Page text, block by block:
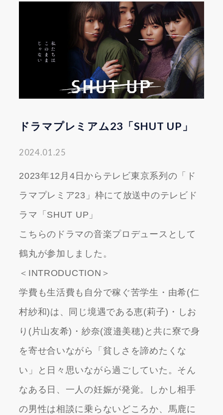
ドラマプレミアム23「SHUT UP」
2024.01.25
2023年12月4日からテレビ東京系列の「ド
ラマプレミア23」枠にて放送中のテレビド
ラマ「SHUT UP」
こちらのドラマの音楽プロデュースとして
鶴丸が参加しました。
＜INTRODUCTION＞
学費も生活費も自分で稼ぐ苦学生・由希(仁
村紗和)は、同じ境遇である恵(莉子)・しお
り(片山友希)・紗奈(渡邉美穂)と共に寮で身
を寄せ合いながら「貧しさを諦めたくな
い」と日々思いながら過ごしていた。そん
なある日、一人の妊娠が発覚。しかし相手
の男性は相談に乗らないどころか、馬鹿に